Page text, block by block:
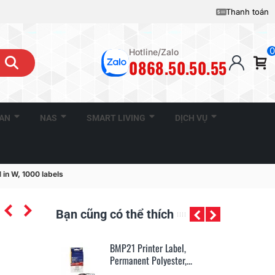
Thanh toán
Hotline/Zalo
0868.50.50.55
0
NAS SMART LIVING DỊCH VỤ
in W, 1000 labels
Bạn cũng có thể thích
BMP71 6000 Series Thermal
Transfer Printer...